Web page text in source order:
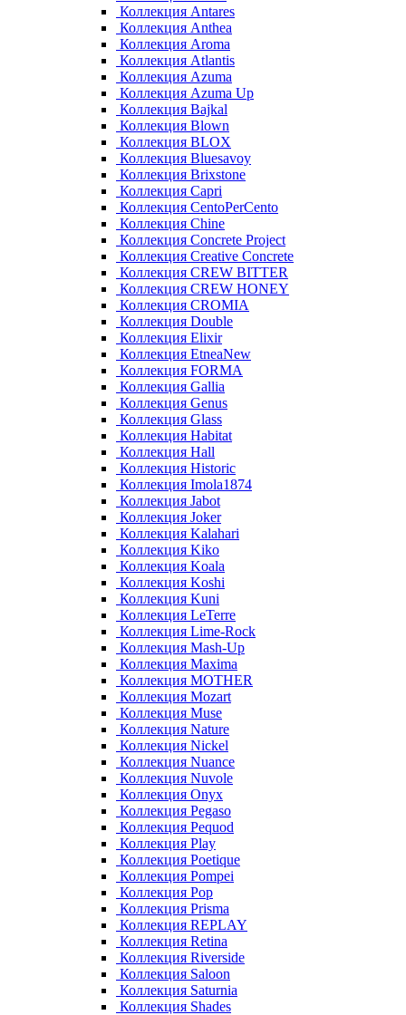
Коллекция Antares
Коллекция Anthea
Коллекция Aroma
Коллекция Atlantis
Коллекция Azuma
Коллекция Azuma Up
Коллекция Bajkal
Коллекция Blown
Коллекция BLOX
Коллекция Bluesavoy
Коллекция Brixstone
Коллекция Capri
Коллекция CentoPerCento
Коллекция Chine
Коллекция Concrete Project
Коллекция Creative Concrete
Коллекция CREW BITTER
Коллекция CREW HONEY
Коллекция CROMIA
Коллекция Double
Коллекция Elixir
Коллекция EtneaNew
Коллекция FORMA
Коллекция Gallia
Коллекция Genus
Коллекция Glass
Коллекция Habitat
Коллекция Hall
Коллекция Historic
Коллекция Imola1874
Коллекция Jabot
Коллекция Joker
Коллекция Kalahari
Коллекция Kiko
Коллекция Koala
Коллекция Koshi
Коллекция Kuni
Коллекция LeTerre
Коллекция Lime-Rock
Коллекция Mash-Up
Коллекция Maxima
Коллекция MOTHER
Коллекция Mozart
Коллекция Muse
Коллекция Nature
Коллекция Nickel
Коллекция Nuance
Коллекция Nuvole
Коллекция Onyx
Коллекция Pegaso
Коллекция Pequod
Коллекция Play
Коллекция Poetique
Коллекция Pompei
Коллекция Pop
Коллекция Prisma
Коллекция REPLAY
Коллекция Retina
Коллекция Riverside
Коллекция Saloon
Коллекция Saturnia
Коллекция Shades